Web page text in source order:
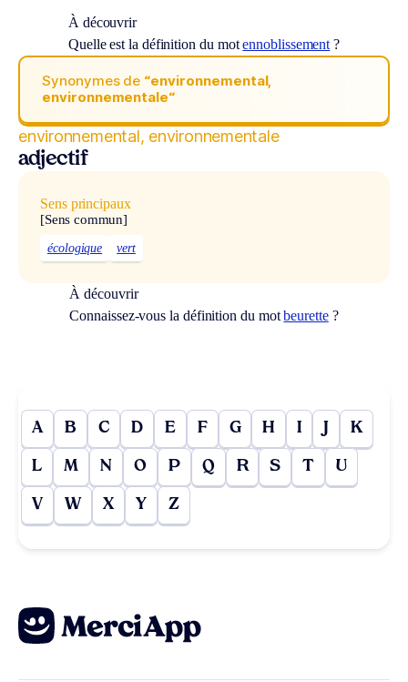
À découvrir
Quelle est la définition du motennoblissement ?
Synonymes de “environnemental,
environnementale“
environnemental, environnementale
adjectif
Sens principaux
[Sens commun]
écologique vert
À découvrir
Connaissez-vous la définition du motbeurette?
A B C D E F G H I J K
L M N O P Q R S T U
V W X Y Z